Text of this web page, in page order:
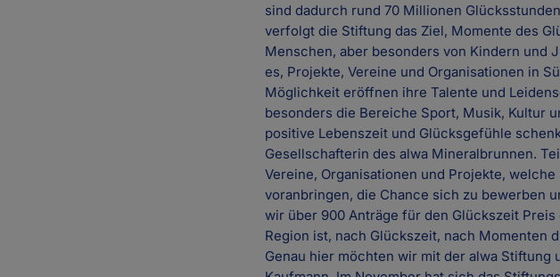
sind dadurch rund 70 Millionen
verfolgt die Stiftung das Ziel, Momente des
Menschen, aber besonders von Kindern und
es, Projekte, Vereine und Organisationen in
Möglichkeit eröffnen ihre Talente und
besonders die Bereiche Sport, Musik, Kultur
positive Lebenszeit und Glücksgefühle
Gesellschafterin des alwa Mineralbrunnen.
Vereine, Organisationen und Projekte,
voranbringen, die Chance sich zu bewerben
wir über 900 Anträge für den Glückszeit
Region ist, nach Glückszeit, nach Momenten
Genau hier möchten wir mit der alwa